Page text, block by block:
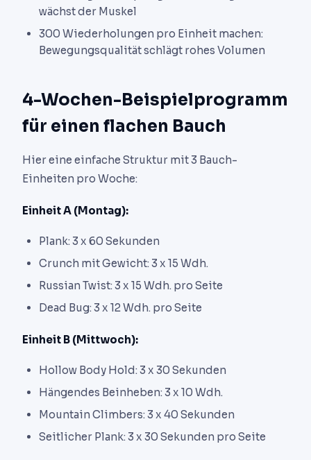
wächst der Muskel
300 Wiederholungen pro Einheit machen:
Bewegungsqualität schlägt rohes Volumen
4-Wochen-Beispielprogramm
für einen flachen Bauch
Hier eine einfache Struktur mit 3 Bauch-
Einheiten pro Woche:
Einheit A (Montag):
Plank: 3 x 60 Sekunden
Crunch mit Gewicht: 3 x 15 Wdh.
Russian Twist: 3 x 15 Wdh. pro Seite
Dead Bug: 3 x 12 Wdh. pro Seite
Einheit B (Mittwoch):
Hollow Body Hold: 3 x 30 Sekunden
Hängendes Beinheben: 3 x 10 Wdh.
Mountain Climbers: 3 x 40 Sekunden
Seitlicher Plank: 3 x 30 Sekunden pro Seite